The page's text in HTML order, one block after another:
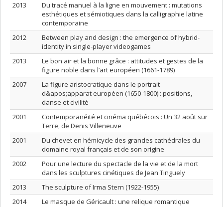
2013
Du tracé manuel à la ligne en mouvement : mutations
esthétiques et sémiotiques dans la calligraphie latine
contemporaine
2012
Between play and design : the emergence of hybrid-
identity in single-player videogames
2013
Le bon air et la bonne grâce : attitudes et gestes de la
figure noble dans l’art européen (1661-1789)
2007
La figure aristocratique dans le portrait
d&apos;apparat européen (1650-1800) : positions,
danse et civilité
2001
Contemporanéité et cinéma québécois : Un 32 août sur
Terre, de Denis Villeneuve
2001
Du chevet en hémicycle des grandes cathédrales du
domaine royal français et de son origine
2002
Pour une lecture du spectacle de la vie et de la mort
dans les sculptures cinétiques de Jean Tinguely
2013
The sculpture of Irma Stern (1922-1955)
2014
Le masque de Géricault : une relique romantique